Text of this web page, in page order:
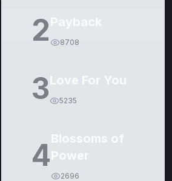
2 8708
3 5235
4
2696